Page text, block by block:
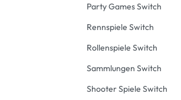
Party Games Switch
Rennspiele Switch
Rollenspiele Switch
Sammlungen Switch
Shooter Spiele Switch